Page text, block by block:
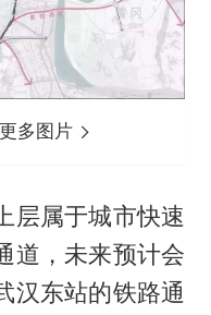
多图片
层属于城市快速
道，未来预计会
汉东站的铁路通